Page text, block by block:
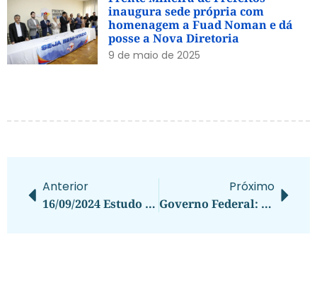
inaugura sede própria com
homenagem a Fuad Noman e dá
posse a Nova Diretoria
9 de maio de 2025
Anterior
16/09/2024 Estudo atualizado pela CNM mostra que mais de 11 milhões de pessoas foram diretamente afetadas por incêndios
Próximo
Governo Federal: AGU ENFRENTA